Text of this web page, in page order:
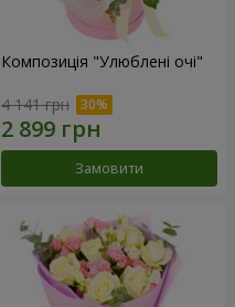
Композиція "Улюблені очі"
4 141 грн
Замовити